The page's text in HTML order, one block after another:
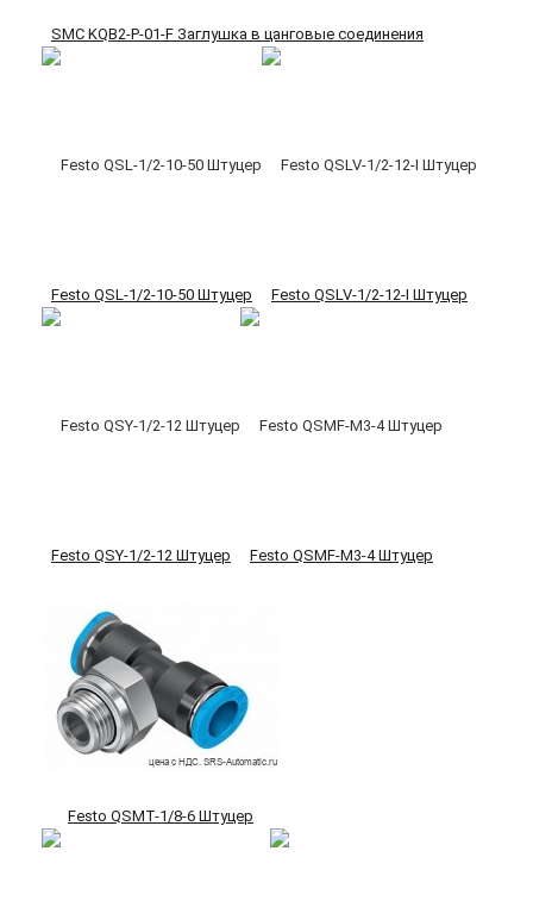
SMC KQB2-P-01-F Заглушка в цанговые соединения
Festo QSL-1/2-10-50 Штуцер Festo QSLV-1/2-12-I Штуцер
Festo QSY-1/2-12 Штуцер Festo QSMF-M3-4 Штуцер
Festo QSMT-1/8-6 Штуцер